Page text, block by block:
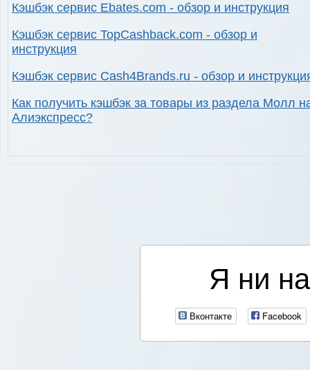
Кэшбэк сервис Ebates.com - обзор и инструкция
Кэшбэк сервис TopCashback.com - обзор и
инструкция
Кэшбэк сервис Cash4Brands.ru - обзор и
Как получить кэшбэк за товары из раздела Молл
Алиэкспресс?
Я ни
Вконтакте Facebook